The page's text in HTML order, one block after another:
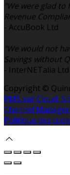
"We were glad
Revenue
- AccuBook Ltd
"We would not
Savings without
- InterNETalia Ltd
Copyright ©
PMS sur Cloud,
Channel
Politique des